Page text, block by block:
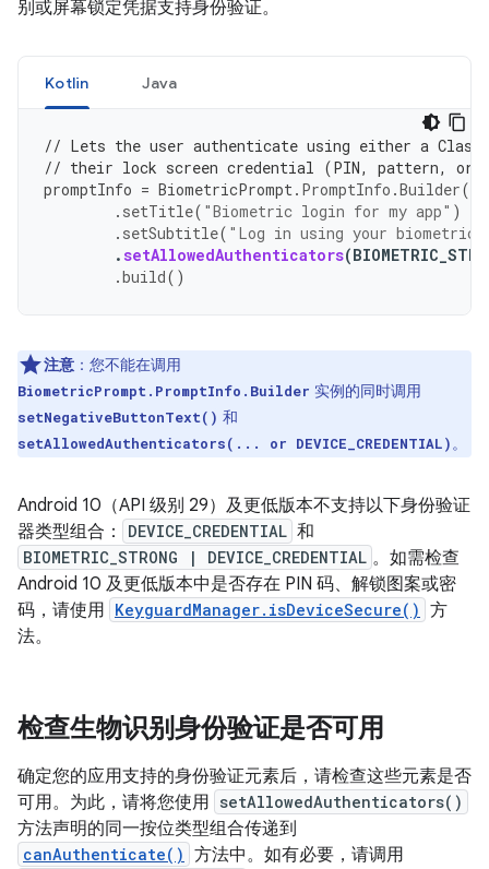
别或屏幕锁定凭据支持身份验证。
Kotlin Java
// Lets the user authenticate using either a
// their lock screen credential (PIN, pattern, or
promptInfo = BiometricPrompt. PromptInfo .Builder()
. setTitle( "Biometric login for my app" )
. setSubtitle( "Log in using your biometric
.setAllowedAuthenticators(
.build()
注意 ：您不能在调用
BiometricPrompt.PromptInfo.Builder 实例的同时调用
setNegativeButtonText() 和
setAllowedAuthenticators(... or DEVICE_CREDENTIAL)。
Android 10（API 级别 29）及更低版本不支持以下身份验证
器类型组合：
DEVICE_CREDENTIAL 和
BIOMETRIC_STRONG | DEVICE_CREDENTIAL 。如需检查
Android 10 及更低版本中是否存在 PIN 码、解锁图案或密
码，请使用 KeyguardManager.isDeviceSecure() 方
法。
检查生物识别身份验证是否可用
确定您的应用支持的身份验证元素后，请检查这些元素是否
可用。为此，请将您使用 setAllowedAuthenticators()
方法声明的同一按位类型组合传递到
canAuthenticate() 方法中。如有必要，请调用